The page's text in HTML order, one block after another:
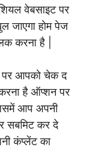
वेबसाइट पर
जाएगा होम पेज
करना है |
पर आपको चेक द
है ऑप्शन पर
आप अपनी
सबमिट कर दे
कंप्लेंट का